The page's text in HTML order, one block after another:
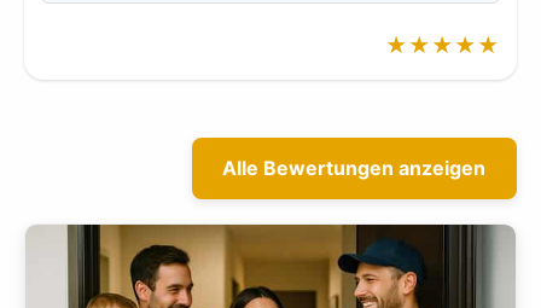
★★★★★
Alle Bewertungen anzeigen